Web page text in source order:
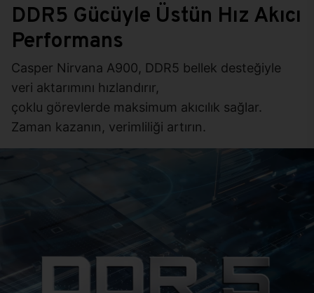
DDR5 Gücüyle Üstün Hız Akıcı
Performans
Casper Nirvana A900, DDR5 bellek desteğiyle
veri aktarımını hızlandırır,
çoklu görevlerde maksimum akıcılık sağlar.
Zaman kazanın, verimliliği artırın.